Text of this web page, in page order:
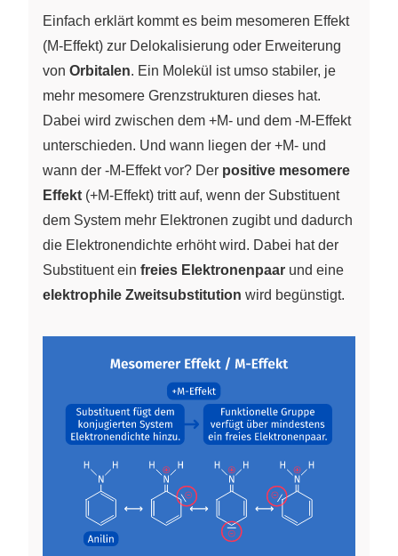
Einfach erklärt kommt es beim mesomeren Effekt
(M-Effekt) zur Delokalisierung oder Erweiterung
von Orbitalen. Ein Molekül ist umso stabiler, je
mehr mesomere Grenzstrukturen dieses hat.
Dabei wird zwischen dem +M- und dem -M-Effekt
unterschieden. Und wann liegen der +M- und
wann der -M-Effekt vor? Der positive mesomere
Effekt (+M-Effekt) tritt auf, wenn der Substituent
dem System mehr Elektronen zugibt und dadurch
die Elektronendichte erhöht wird. Dabei hat der
Substituent ein freies Elektronenpaar und eine
elektrophile Zweitsubstitution wird begünstigt.